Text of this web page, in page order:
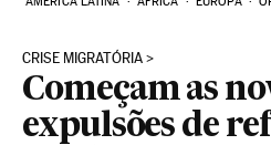
CRISE MIGRATÓRIA
Começam as
expulsões de